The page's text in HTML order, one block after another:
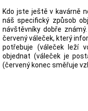
Kdo jste ještě v kavárně
náš specifický způsob
návštěvníky dobře
červený váleček, který
potřebuje (váleček leží
objednat (váleček je
(červený konec směřuje